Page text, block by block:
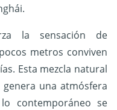
la sensación de
metros conviven
Esta mezcla natural
una atmósfera
contemporáneo se